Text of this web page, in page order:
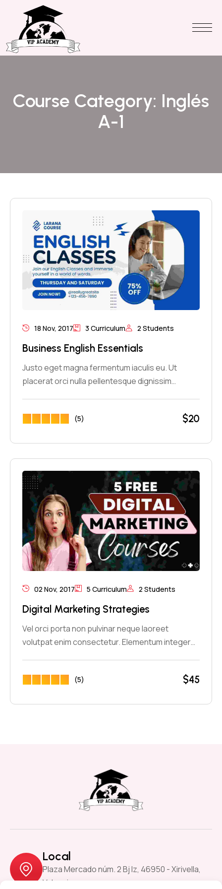
Course Category: Inglés
A-1
18 Nov, 2017 3 Curriculum 2 Students
Business English Essentials
Justo eget magna fermentum iaculis eu. Ut
placerat orci nulla pellentesque dignissim…
(5) $20
02 Nov, 2017 5 Curriculum 2 Students
Digital Marketing Strategies
Vel orci porta non pulvinar neque laoreet
volutpat enim consectetur. Elementum integer…
(5) $45
Local
Plaza Mercado núm. 2 Bj Iz, 46950 - Xirivella,
Valencia